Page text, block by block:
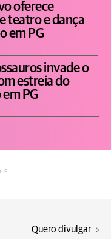
oferece
teatro e dança
em PG
invade o
estreia do
em PG
Quero divulgar